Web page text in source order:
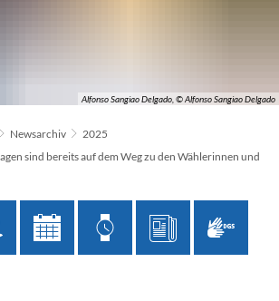
Alfonso Sangiao Delgado, © Alfonso Sangiao Delgado
Newsarchiv
2025
sind bereits auf dem Weg zu den Wählerinnen und